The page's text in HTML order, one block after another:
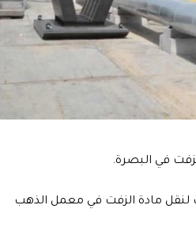
لنقل مادة الزفت في معمل الذهب